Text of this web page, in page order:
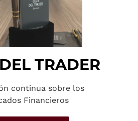
TRADER
continua sobre los
Financieros